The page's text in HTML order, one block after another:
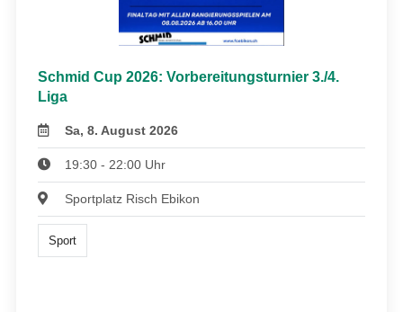
Schmid Cup 2026: Vorbereitungsturnier 3./4.
Liga
Sa, 8. August 2026
19:30 - 22:00 Uhr
Sportplatz Risch Ebikon
Sport